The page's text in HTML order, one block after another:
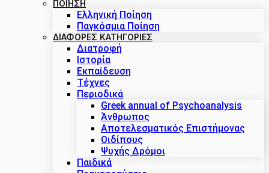
ΠΟΙΗΣΗ
Ελληνική Ποίηση
Παγκόσμια Ποίηση
ΔΙΑΦΟΡΕΣ ΚΑΤΗΓΟΡΙΕΣ
Διατροφή
Ιστορία
Εκπαίδευση
Τέχνες
Περιοδικά
Greek annual of Psychoanalysis
Άνθρωπος
Αποτελεσματικός Επιστήμονας
Οιδίπους
Ψυχής Δρόμοι
Παιδικά